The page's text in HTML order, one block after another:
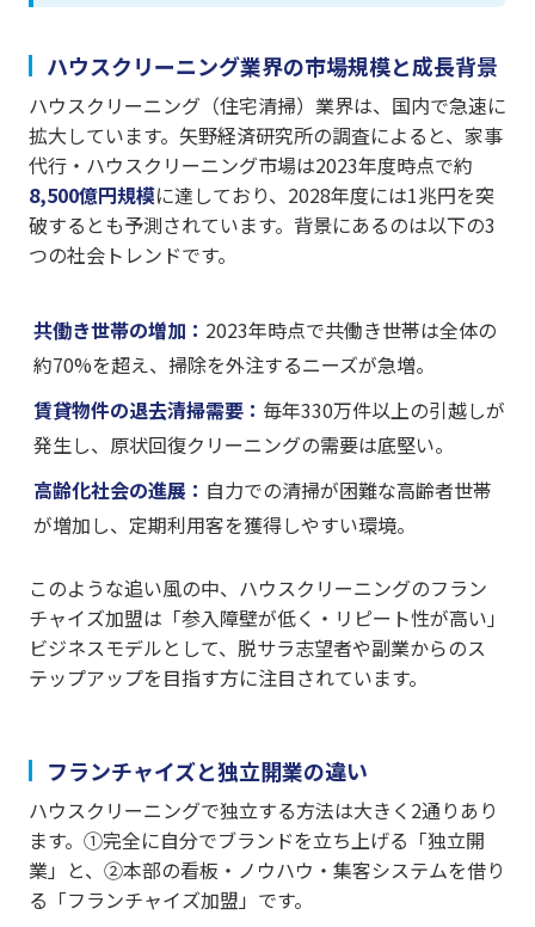
ハウスクリーニング業界の市場規模と成長背景
ハウスクリーニング（住宅清掃）業界は、国内で急速に
拡大しています。矢野経済研究所の調査によると、家事
代行・ハウスクリーニング市場は2023年度時点で約
8,500億円規模に達しており、2028年度には1兆円を突
破するとも予測されています。背景にあるのは以下の3
つの社会トレンドです。
共働き世帯の増加： 2023年時点で共働き世帯は全体の
約70%を超え、掃除を外注するニーズが急増。
賃貸物件の退去清掃需要： 毎年330万件以上の引越しが
発生し、原状回復クリーニングの需要は底堅い。
高齢化社会の進展： 自力での清掃が困難な高齢者世帯
が増加し、定期利用客を獲得しやすい環境。
このような追い風の中、ハウスクリーニングのフラン
チャイズ加盟は「参入障壁が低く・リピート性が高い」
ビジネスモデルとして、脱サラ志望者や副業からのス
テップアップを目指す方に注目されています。
フランチャイズと独立開業の違い
ハウスクリーニングで独立する方法は大きく2通りあり
ます。①完全に自分でブランドを立ち上げる「独立開
業」と、②本部の看板・ノウハウ・集客システムを借り
る「フランチャイズ加盟」です。